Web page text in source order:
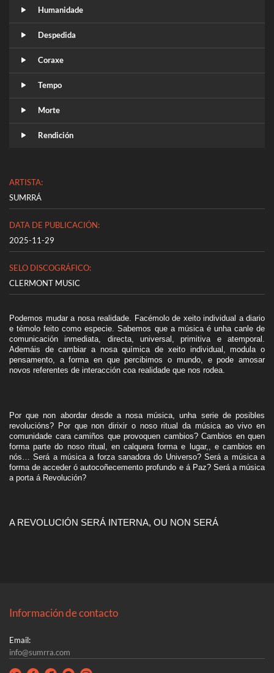
Humanidade
Despedida
Coraxe
Tempo
Morte
Rendición
ARTISTA:
SUMRRÁ
DATA DE PUBLICACIÓN:
2025-11-29
SELO DISCOGRÁFICO:
CLERMONT MUSIC
Podemos mudar a nosa realidade. Facémolo de xeito individual a diario
e témolo feito como especie. Sabemos que a música é unha canle de
comunicación inmediata, directa, universal, primitiva e atemporal.
Ademáis de cambiar a nosa química de xeito individual, modula o
pensamento, a forma en que percibimos o mundo, e pode amosar
novos referentes de interacción coa realidade que nos rodea.
Por que non abordar desde a nosa música, unha serie de posibles
revolucións? Por que non dirixir o noso ritual da música ao vivo en
comunidade cara camiños que provoquen cambios? Cambios en quen
forma parte do noso ritual, en calquera forma e lugar,, e cambios en
nós… Será a música a forza sanadora do Universo? Será a música a
forma de acceder ó autocoñecemento profundo e á Paz? Será a música
a porta á Revolución?
A REVOLUCIÓN SERÁ INTERNA, OU NON SERÁ
Información de contacto
Email:
info@sumrra.com